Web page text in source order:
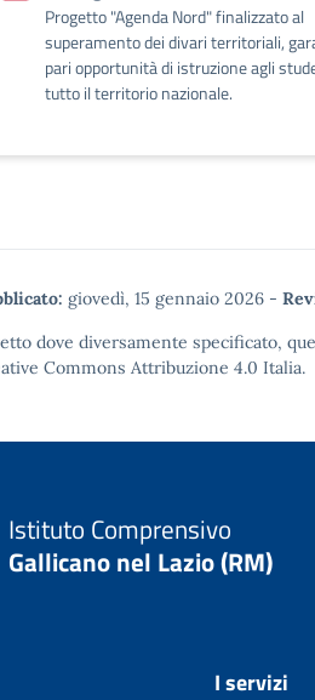
Progetto "Agenda Nord" finalizzato al
superamento dei divari territoriali,
pari opportunità di istruzione agli
tutto il territorio nazionale.
giovedì, 15 gennaio 2026 -
dove diversamente specificato,
Commons Attribuzione 4.0 Italia.
Istituto Comprensivo
Gallicano nel Lazio (RM)
I servizi